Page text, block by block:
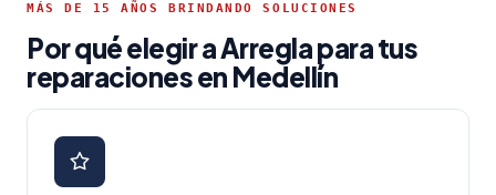
MÁS DE 15 AÑOS BRINDANDO SOLUCIONES
Por qué elegir a Arregla para tus
reparaciones en Medellín